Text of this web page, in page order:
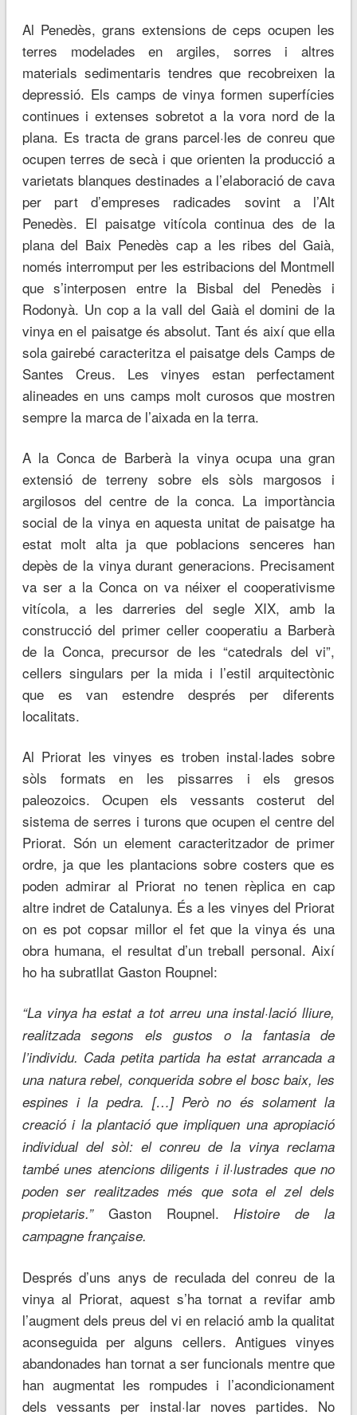
Al Penedès, grans extensions de ceps ocupen les
terres modelades en argiles, sorres i altres
materials sedimentaris tendres que recobreixen la
depressió. Els camps de vinya formen superfícies
continues i extenses sobretot a la vora nord de la
plana. Es tracta de grans parcel·les de conreu que
ocupen terres de secà i que orienten la producció a
varietats blanques destinades a l’elaboració de cava
per part d’empreses radicades sovint a l’Alt
Penedès. El paisatge vitícola continua des de la
plana del Baix Penedès cap a les ribes del Gaià,
només interromput per les estribacions del Montmell
que s’interposen entre la Bisbal del Penedès i
Rodonyà. Un cop a la vall del Gaià el domini de la
vinya en el paisatge és absolut. Tant és així que ella
sola gairebé caracteritza el paisatge dels Camps de
Santes Creus. Les vinyes estan perfectament
alineades en uns camps molt curosos que mostren
sempre la marca de l’aixada en la terra.
A la Conca de Barberà la vinya ocupa una gran
extensió de terreny sobre els sòls margosos i
argilosos del centre de la conca. La importància
social de la vinya en aquesta unitat de paisatge ha
estat molt alta ja que poblacions senceres han
depès de la vinya durant generacions. Precisament
va ser a la Conca on va néixer el cooperativisme
vitícola, a les darreries del segle XIX, amb la
construcció del primer celler cooperatiu a Barberà
de la Conca, precursor de les “catedrals del vi”,
cellers singulars per la mida i l’estil arquitectònic
que es van estendre després per diferents
localitats.
Al Priorat les vinyes es troben instal·lades sobre
sòls formats en les pissarres i els gresos
paleozoics. Ocupen els vessants costerut del
sistema de serres i turons que ocupen el centre del
Priorat. Són un element caracteritzador de primer
ordre, ja que les plantacions sobre costers que es
poden admirar al Priorat no tenen rèplica en cap
altre indret de Catalunya. És a les vinyes del Priorat
on es pot copsar millor el fet que la vinya és una
obra humana, el resultat d’un treball personal. Així
ho ha subratllat Gaston Roupnel:
“La vinya ha estat a tot arreu una instal·lació lliure,
realitzada segons els gustos o la fantasia de
l’individu. Cada petita partida ha estat arrancada a
una natura rebel, conquerida sobre el bosc baix, les
espines i la pedra. […] Però no és solament la
creació i la plantació que impliquen una apropiació
individual del sòl: el conreu de la vinya reclama
també unes atencions diligents i il·lustrades que no
poden ser realitzades més que sota el zel dels
propietaris.”Gaston Roupnel.
Histoire de la
campagne française.
Després d’uns anys de reculada del conreu de la
vinya al Priorat, aquest s’ha tornat a revifar amb
l’augment dels preus del vi en relació amb la qualitat
aconseguida per alguns cellers. Antigues vinyes
abandonades han tornat a ser funcionals mentre que
han augmentat les rompudes i l’acondicionament
dels vessants per instal·lar noves partides. No